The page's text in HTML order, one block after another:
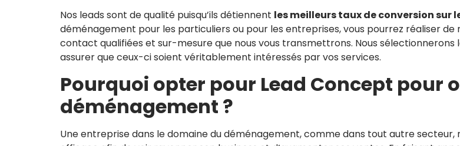
Nos leads sont de qualité puisqu’ils détiennent les meilleurs taux de conversion sur
déménagement pour les particuliers ou pour les entreprises, vous pourrez réaliser
contact qualifiées et sur-mesure que nous vous transmettrons. Nous
assurer que ceux-ci soient véritablement intéressés par vos services.
Pourquoi opter pour Lead Concept pour
déménagement ?
Une entreprise dans le domaine du déménagement, comme dans tout autre secteur,